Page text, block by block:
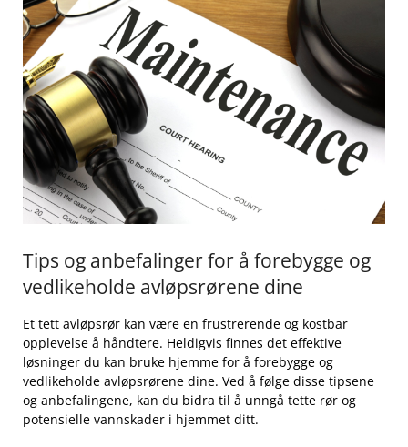
Tips og anbefalinger for å forebygge ⁢og
vedlikeholde avløpsrørene⁣ dine
Et tett‍ avløpsrør kan​ være en frustrerende og ‍kostbar
opplevelse⁣ å håndtere. Heldigvis ‌finnes det effektive
løsninger du ⁤kan bruke hjemme for å forebygge og⁣
vedlikeholde avløpsrørene dine.⁢ Ved å følge disse tipsene
og anbefalingene, ⁤kan du bidra til å unngå tette rør og
potensielle vannskader i hjemmet ditt.